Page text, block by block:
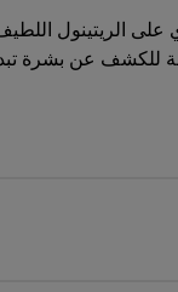
الريتينول
للكشف عن بشرة